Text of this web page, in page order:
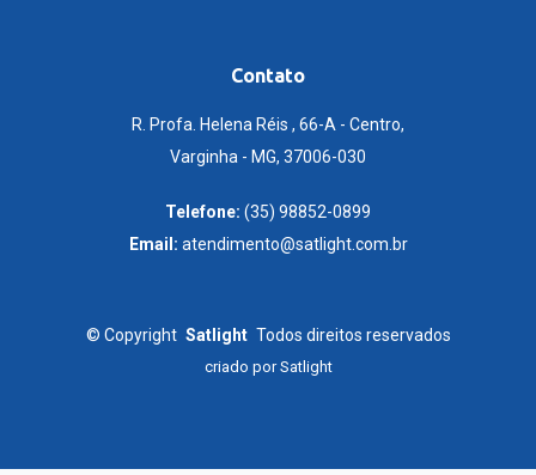
Contato
R. Profa. Helena Réis , 66-A - Centro,
Varginha - MG, 37006-030
Telefone: (35) 98852-0899
Email: atendimento@satlight.com.br
© Copyright Satlight Todos direitos reservados
criado porSatlight